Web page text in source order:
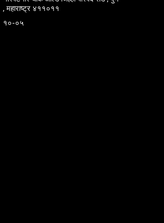
, महाराष्ट्र ४११०११
१०-०५